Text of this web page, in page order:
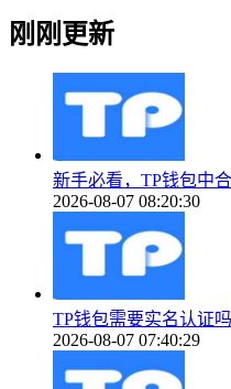
刚刚更新
新手必看，TP钱包中
2026-08-07 08:20:30
TP钱包需要实名认证
2026-08-07 07:40:29